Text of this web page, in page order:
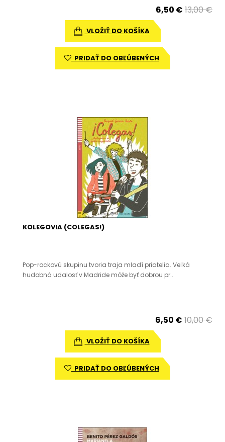
6,50 € 13,00 €
VLOŽIŤ DO KOŠÍKA
PRIDAŤ DO OBĽÚBENÝCH
KOLEGOVIA (COLEGAS!)
Pop-rockovú skupinu tvoria traja mladí priatelia. Veľká
hudobná udalosť v Madride môže byť dobrou pr..
6,50 € 10,00 €
VLOŽIŤ DO KOŠÍKA
PRIDAŤ DO OBĽÚBENÝCH